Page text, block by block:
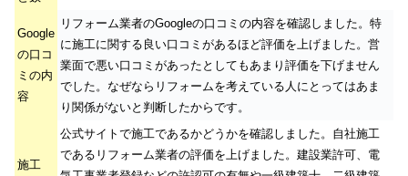
Google
の口コ
ミの内
容
リフォーム業者のGoogleの口コミの内容を確認しました。特
に施工に関する良い口コミがあるほど評価を上げました。営
業面で悪い口コミがあったとしてもあまり評価を下げません
でした。なぜならリフォームを考えている人にとってはあま
り関係がないと判断したからです。
施工
公式サイトで施工であるかどうかを確認しました。自社施工
であるリフォーム業者の評価を上げました。建設業許可、電